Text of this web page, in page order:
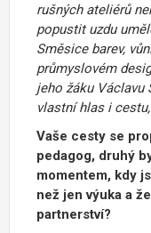
rušných ateliérů
popustit uzdu
Směsice barev,
průmyslovém
jeho žáku Václavu
vlastní hlas i
Vaše cesty se
pedagog, druhý
momentem, kdy
než jen výuka a
partnerství?